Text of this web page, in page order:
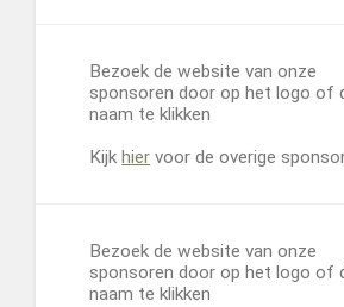
Bezoek de website van onze
sponsoren door op het logo of
naam te klikken
Kijk hier voor de overige
Bezoek de website van onze
sponsoren door op het logo of
naam te klikken